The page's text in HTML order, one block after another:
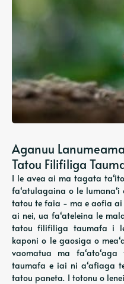
Aganuu
Tatou Filifiliga
I le avea ai ma tagata
faʻatulagaina o le
tatou te faia - ma e aofia ai
ai nei, ua faʻateleina le
tatou filifiliga taumafa i
kaponi o le gaosiga o
vaomatua ma
taumafa e iai ni aʻafiaga
tatou paneta. I totonu o